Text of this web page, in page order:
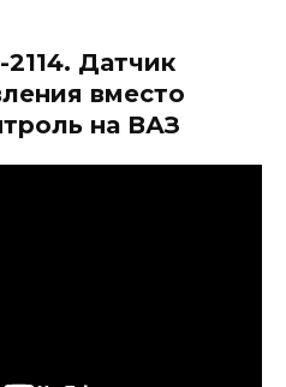
Датчик
вместо
на ВАЗ